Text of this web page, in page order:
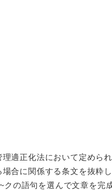
適正化法において定めら
合に関係する条文を抜粋
クの語句を選んで文章を完